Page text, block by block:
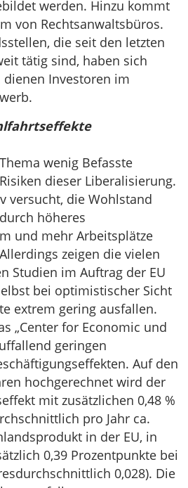
werden. Hinzu kommt
von Rechtsanwaltsbüros.
die seit den letzten
tätig sind, haben sich
Investoren im
wenig Befasste
dieser Liberalisierung.
versucht, die Wohlstand
höheres
und mehr Arbeitsplätze
zeigen die vielen
Studien im Auftrag der EU
bei optimistischer Sicht
extrem gering ausfallen.
„Center for Economic und
geringen
Auf den
hochgerechnet wird der
mit zusätzlichen 0,48 %
pro Jahr ca.
in der EU, in
0,39 Prozentpunkte bei
0,028). Die